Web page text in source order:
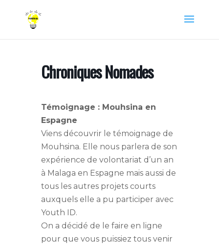
Chroniques Nomades
Témoignage : Mouhsina en
Espagne
Viens découvrir le témoignage de
Mouhsina. Elle nous parlera de son
expérience de volontariat d’un an
à Malaga en Espagne mais aussi de
tous les autres projets courts
auxquels elle a pu participer avec
Youth ID.
On a décidé de le faire en ligne
pour que vous puissiez tous venir